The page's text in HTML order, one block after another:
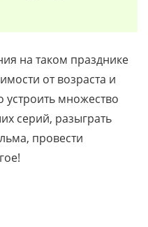
на таком празднике
от возраста и
множество
серий, разыграть
провести